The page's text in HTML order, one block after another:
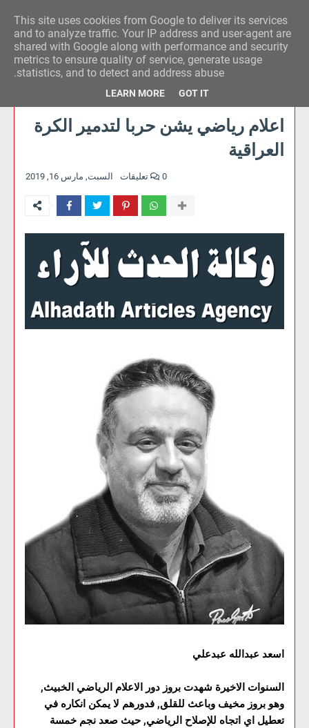
وكالة الحدث للآراء
اعلام رياضي يشن حربا لتدمير الكرة
العراقية
السبت, مارس 16, 2019 0 تعليقات
اسعد عبدالله عبدعلي
السنوات الاخيرة شهدت بروز دور الاعلام الرياضي الخبيث,
وهو بروز مخيف وباعث للقلق, فدورهم لا يمكن انكاره في
تعطيل اي اتجاه للإصلاح الرياضي, حيث صعد نجم خمسة
This site uses cookies from Google to deliver its services
and to analyze traffic. Your IP address and user-agent are
shared with Google along with performance and security
metrics to ensure quality of service, generate usage
statistics, and to detect and address abuse.
LEARN MORE GOT IT